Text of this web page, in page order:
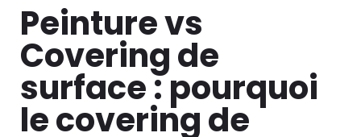
Peinture vs
Covering de
surface : pourquoi
le covering de